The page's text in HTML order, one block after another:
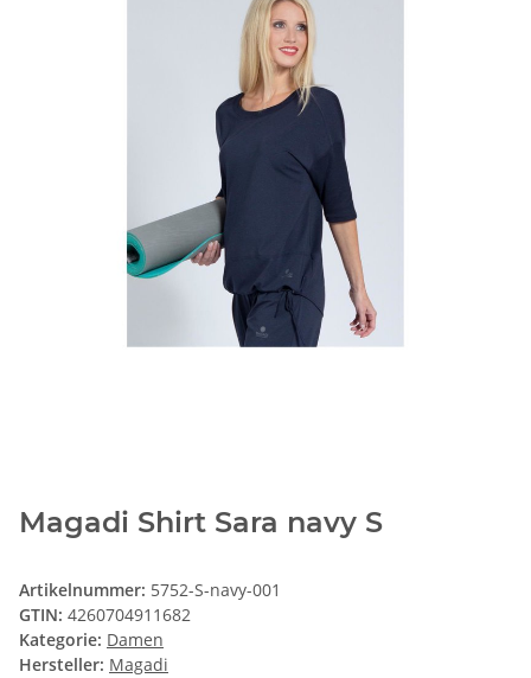
Magadi Shirt Sara navy S
Artikelnummer: 5752-S-navy-001
GTIN: 4260704911682
Kategorie: Damen
Hersteller: Magadi